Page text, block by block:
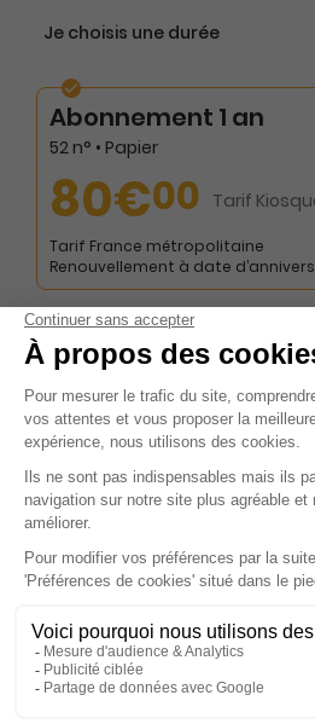
Je choisis une durée
Abonnement 1 an
52 n° • Papier
80€00 Tarif
Tarif France métropolitaine
Renouvellement à date
ℹ️Note :les codes
valables sur ce titre.
Présentation du
L'Écho de la Vallée de Loir
Découvrez un magazine qui se
capturer l'essence même de la
magazine, véritable compagnon
consacre à l'actualité des
avec un focus particulier sur la